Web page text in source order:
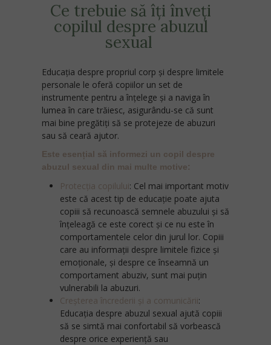
Ce trebuie să îți înveți
copilul despre abuzul
sexual
Educația despre propriul corp și despre limitele
personale le oferă copiilor un set de
instrumente pentru a înțelege și a naviga în
lumea în care trăiesc, asigurându-se că sunt
mai bine pregătiți să se protejeze de abuzuri
sau să ceară ajutor.
Este esențial să informezi un copil despre
abuzul sexual din mai multe motive:
Protecția copilului: Cel mai important motiv
este că acest tip de educație poate ajuta
copiii să recunoască semnele abuzului și să
înțeleagă ce este corect și ce nu este în
comportamentele celor din jurul lor. Copiii
care au informații despre limitele fizice și
emoționale, și despre ce înseamnă un
comportament abuziv, sunt mai puțin
vulnerabili la abuzuri.
Creșterea încrederii și a comunicării:
Educația despre abuzul sexual ajută copiii
să se simtă mai confortabil să vorbească
despre orice experiență sau